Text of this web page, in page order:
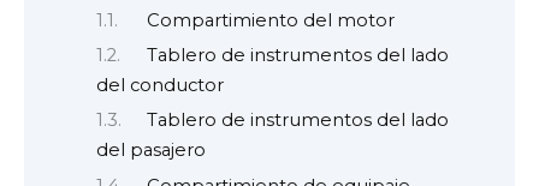
Compartimiento del motor
Tablero de instrumentos del lado
del conductor
Tablero de instrumentos del lado
del pasajero